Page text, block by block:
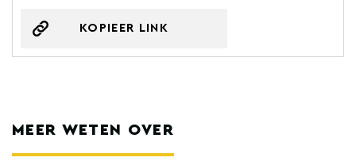
KOPIEER LINK
MEER WETEN OVER